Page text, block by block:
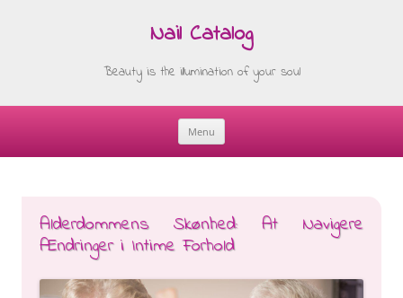
Nail Catalog
Beauty is the illumination of your soul
Menu
Skip
Alderdommens Skønhed: At Navigere
Ændringer i Intime Forhold